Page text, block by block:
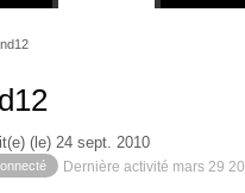
(le) 24 sept. 2010
Dernière activité mars 29